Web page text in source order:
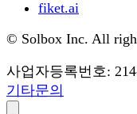
fiket.ai
© Solbox Inc. All
사업자등록번호:
기타문의